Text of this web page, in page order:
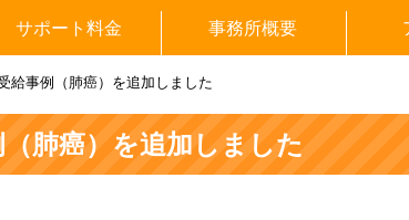
サポート料金 事務所概要
給事例（肺癌）を追加しました
肺癌）を追加しました